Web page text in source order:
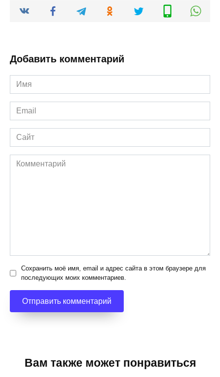
Добавить комментарий
Имя
*
Email
*
Сайт
Комментарий
Сохранить моё имя, email и адрес сайта в этом браузере для
последующих моих комментариев.
Вам также может понравиться